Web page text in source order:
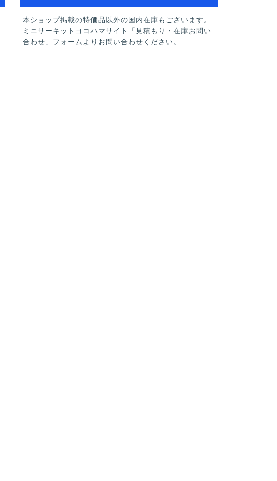
本ショップ掲載の特価品以外の国内在庫もございます。
ミニサーキットヨコハマサイト「見積もり・在庫お問い
合わせ」フォームよりお問い合わせください。